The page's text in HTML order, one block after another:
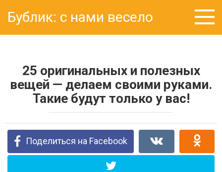
контенту
Бублик: с нами весело
25 оригинальных и полезных
вещей — делаем своими руками.
Такие будут только у вас!
Поделиться на Facebook